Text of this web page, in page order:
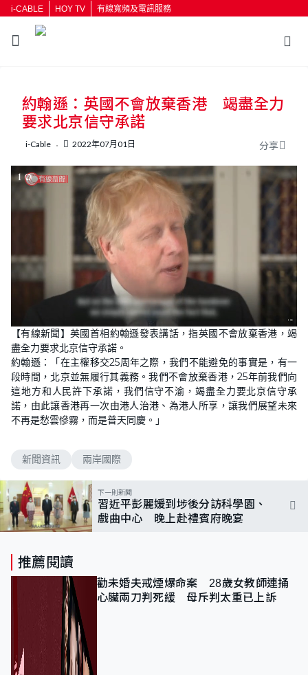
i-CABLE HOY TV 有線寬頻及電訊服務
約翰遜：英國不會放棄香港 竭盡全力
要求北京信守承諾
i-Cable 2022年07月01日 分享
n
m
u
t
e
L
o
a
d
:
1
0
0
0
0
%
【有線新聞】英國首相約翰遜發表講話，指英國不會放棄香港，竭
盡全力要求北京信守承諾。
約翰遜：「在主權移交25周年之際，我們不能避免的事實是，有一
段時間，北京並無履行其義務。我們不會放棄香港，25年前我們向
這地方和人民許下承諾，我們信守不渝，竭盡全力要北京信守承
諾，由此讓香港再一次由港人治港、為港人所享，讓我們展望未來
不再是愁雲慘霧，而是普天同慶。」
新聞資訊 兩岸國際
下一則新聞
習近平彭麗媛到埗後分訪科學園、
戲曲中心 晚上赴禮賓府晚宴
推薦閱讀
勸未婚夫戒煙爆命案 28歲女教師連捅
心臟兩刀判死緩 母斥判太重已上訴